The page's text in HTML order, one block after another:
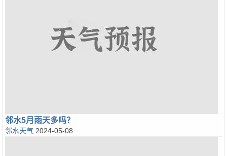
邻水5月雨天多吗？
邻水天气 2024-05-08